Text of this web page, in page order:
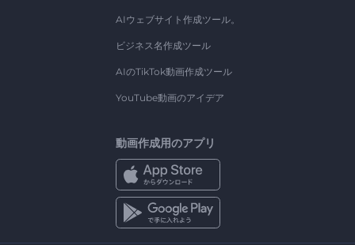
AIウェブサイト作成ツール。
ビジネス名作成ツール
AIのTikTok動画作成ツール
YouTube動画のアイデア
動画作成用のアプリ